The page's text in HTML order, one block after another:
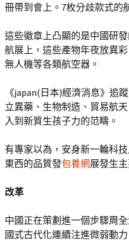
冊帶到會上。7枚分歧款式的
這些徽章上凸顯的是中國研
航展上，這些產物年夜放異
無人機等各類航空器。
《japan(日本)經濟消息》追
立異藥、生物制造、貿易航
入到新質生孩子力的范疇。
有專家以為，安身新一輪科
東西的品質發包養網展發生
改革
中國正在策劃進一個步驟周
國式古代化連續注進微弱動力